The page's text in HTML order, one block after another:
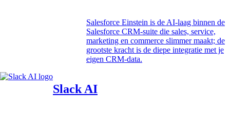
Salesforce Einstein is de AI-laag binnen de
Salesforce CRM-suite die sales, service,
marketing en commerce slimmer maakt; de
grootste kracht is de diepe integratie met je
eigen CRM-data.
Slack AI